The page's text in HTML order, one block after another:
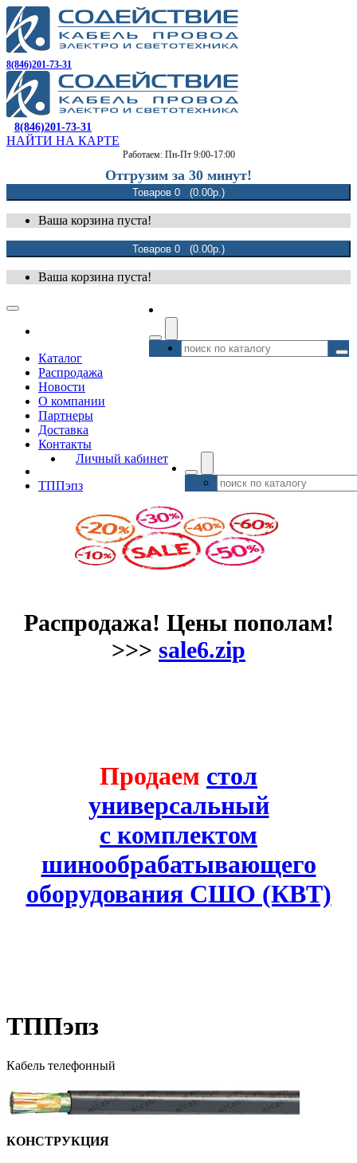
8(846)201-73-31
8(846)201-73-31
НАЙТИ НА КАРТЕ
Работаем: Пн-Пт 9:00-17:00
Отгрузим за 30 минут!
Товаров 0 (0.00р.)
Ваша корзина пуста!
Товаров 0 (0.00р.)
Ваша корзина пуста!
Каталог
Распродажа
Новости
О компании
Партнеры
Доставка
Контакты
Личный кабинет
ТППэпз
Распродажа! Цены пополам!
>>> sale6.zip
Продаем стол
универсальный
с комплектом
шинообрабатывающего
оборудования СШО (КВТ)
ТППэпз
Кабель телефонный
КОНСТРУКЦИЯ